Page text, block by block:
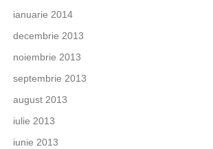
ianuarie 2014
decembrie 2013
noiembrie 2013
septembrie 2013
august 2013
iulie 2013
iunie 2013